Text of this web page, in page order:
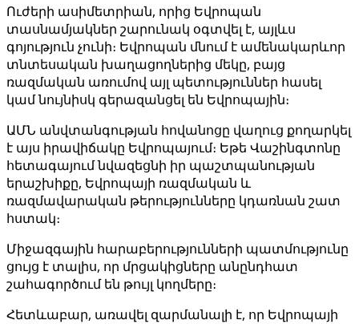
Ուժերի ասիմետրիան, որից Եվրոպան
տասնամյակներ շարունակ օգտվել է, այլևս
գոյություն չունի։ Եվրոպան մնում է ամենակարևոր
տնտեսական խաղացողներից մեկը, բայց
ռազմական առումով այլ պետություններ հասել
կամ նույնիսկ գերազանցել են Եվրոպային։
ԱՄՆ անվտանգության հովանոցը վաղուց քողարկել
է այս իրավիճակը Եվրոպայում։ Եթե Վաշինգտոնը
հետագայում նվազեցնի իր պաշտպանության
երաշխիքը, Եվրոպայի ռազմական և
ռազմավարական թերությունները կդառնան շատ
հստակ։
Միջազգային հարաբերությունների պատմությունը
ցույց է տալիս, որ մրցակիցները անընդհատ
շահագործում են թույլ կողմերը։
Հետևաբար, առավել զարմանալի է, որ Եվրոպայի